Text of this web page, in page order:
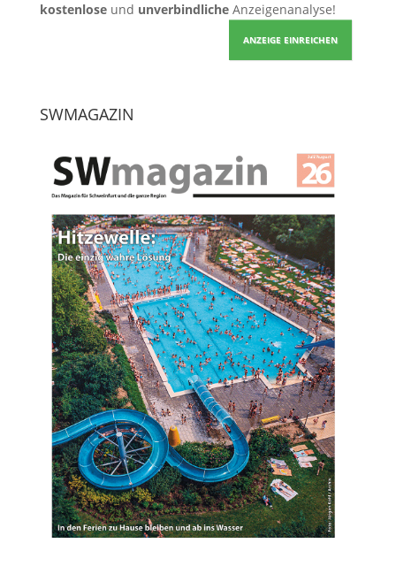
kostenloseund unverbindlicheAnzeigenanalyse!
ANZEIGE EINREICHEN
SWMAGAZIN